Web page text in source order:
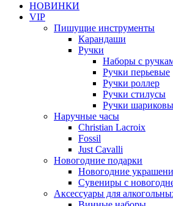
НОВИНКИ
VIP
Пишущие инструменты
Карандаши
Ручки
Наборы с
Ручки перьевые
Ручки роллер
Ручки стилусы
Ручки
Наручные часы
Christian Lacroix
Fossil
Just Cavalli
Новогодние подарки
Новогодние
Сувениры с
Аксессуары для